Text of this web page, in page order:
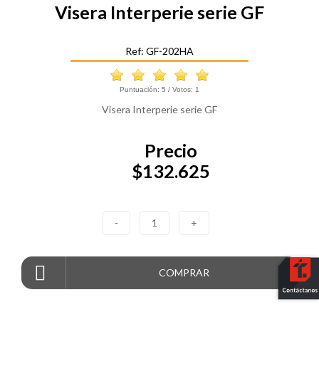
Visera Interperie serie GF
Ref: GF-202HA
Puntuación: 5 / Votos: 1
Visera Interperie serie GF
Precio
$132.625
- 1 +
COMPRAR